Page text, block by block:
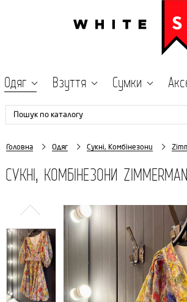
Одяг Взуття Сумки
Пошук по каталогу
Головна Одяг Сукні, Комбінезони
СУКНІ, КОМБІНЕЗОНИ